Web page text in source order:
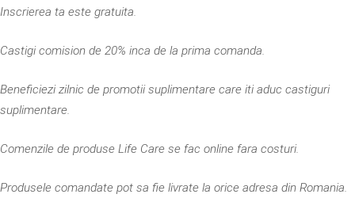
Inscrierea ta este gratuita.
Castigi comision de 20% inca de la prima comanda.
Beneficiezi zilnic de promotii suplimentare care iti aduc castiguri
suplimentare.
Comenzile de produse Life Care se fac online fara costuri.
Produsele comandate pot sa fie livrate la orice adresa din Romania.